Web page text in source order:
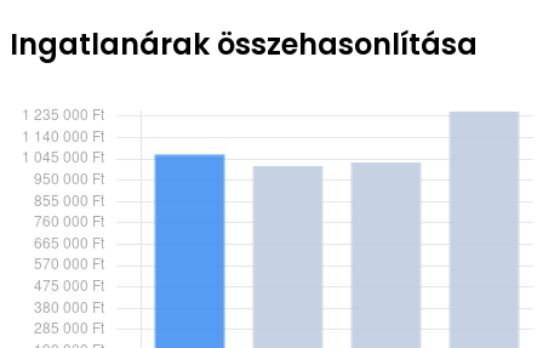
Ingatlanárak összehasonlítása